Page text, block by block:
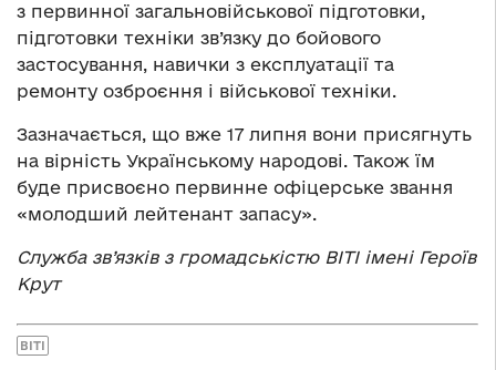
з первинної загальновійськової підготовки,
підготовки техніки зв’язку до бойового
застосування, навички з експлуатації та
ремонту озброєння і військової техніки.
Зазначається, що вже 17 липня вони присягнуть
на вірність Українському народові. Також їм
буде присвоєно первинне офіцерське звання
«молодший лейтенант запасу».
Служба зв’язків з громадськістю ВІТІ імені Героїв
Крут
ВІТІ